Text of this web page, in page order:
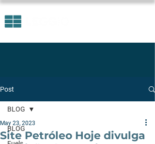
Post
BLOG
BLOG
Site Petróleo Hoje divulga
May 23, 2023